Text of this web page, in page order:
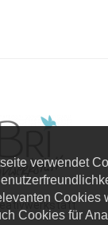
verwendet
Cookies
Cookies für